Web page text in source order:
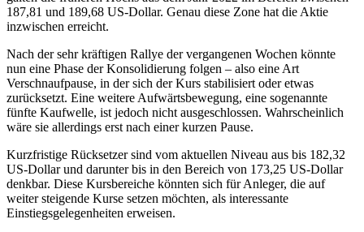
187,81 und 189,68 US-Dollar. Genau diese Zone hat die Aktie
inzwischen erreicht.
Nach der sehr kräftigen Rallye der vergangenen Wochen könnte
nun eine Phase der Konsolidierung folgen – also eine Art
Verschnaufpause, in der sich der Kurs stabilisiert oder etwas
zurücksetzt. Eine weitere Aufwärtsbewegung, eine sogenannte
fünfte Kaufwelle, ist jedoch nicht ausgeschlossen. Wahrscheinlich
wäre sie allerdings erst nach einer kurzen Pause.
Kurzfristige Rücksetzer sind vom aktuellen Niveau aus bis 182,32
US-Dollar und darunter bis in den Bereich von 173,25 US-Dollar
denkbar. Diese Kursbereiche könnten sich für Anleger, die auf
weiter steigende Kurse setzen möchten, als interessante
Einstiegsgelegenheiten erweisen.